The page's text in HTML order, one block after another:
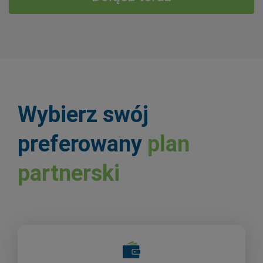
Wybierz swój
preferowany plan
partnerski